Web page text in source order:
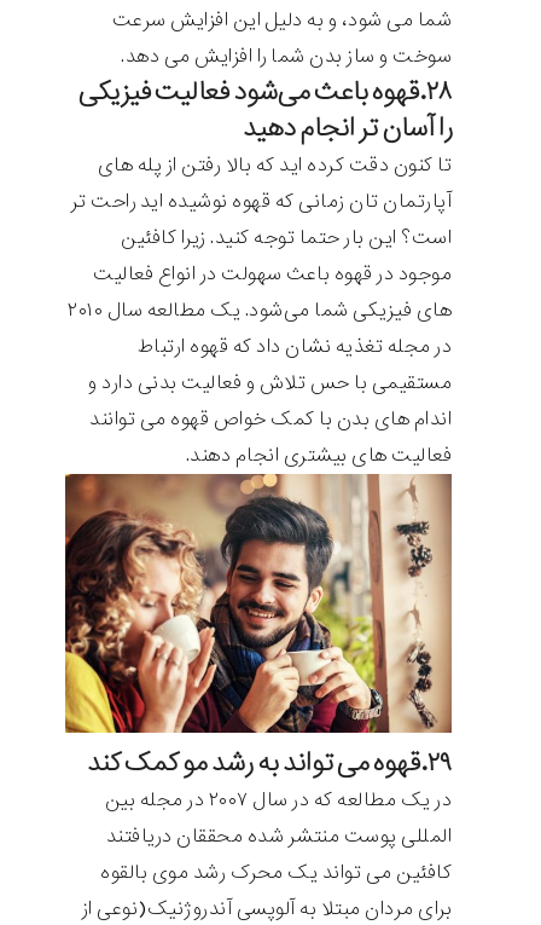
شما می شود، و به دلیل این افزایش سرعت
سوخت و ساز بدن شما را افزایش می دهد.
۲۸.قهوه باعث می‌شود فعالیت فیزیکی
را آسان تر انجام دهید
تا کنون دقت کرده اید که بالا رفتن از پله های
آپارتمان تان زمانی که قهوه نوشیده اید راحت تر
است؟ این بار حتما توجه کنید. زیرا کافئین
موجود در قهوه باعث سهولت در انواع فعالیت
های فیزیکی شما می‌شود. یک مطالعه سال ۲۰۱۰
در مجله تغذیه نشان داد که قهوه ارتباط
مستقیمی با حس تلاش و فعالیت بدنی دارد و
اندام های بدن با کمک خواص قهوه می توانند
فعالیت های بیشتری انجام دهند.
۲۹.قهوه می تواند به رشد مو کمک کند
در یک مطالعه که در سال ۲۰۰۷ در مجله بین
المللی پوست منتشر شده محققان دریافتند
کافئین می تواند یک محرک رشد موی بالقوه
برای مردان مبتلا به آلوپسی آندروژنیک(نوعی از